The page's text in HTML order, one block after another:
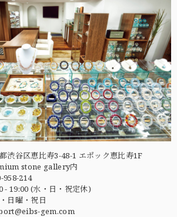
渋谷区恵比寿3-48-1 エポック恵比寿1F
stone gallery内
958-214
- 19:00 (水・日・祝定休)
日曜・祝日
gem.com